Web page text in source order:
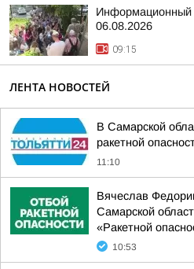
Информационный
06.08.2026
09:15
ЛЕНТА НОВОСТЕЙ
В Самарской
ракетной
11:10
Вячеслав
Самарской
«Ракетной
10:53